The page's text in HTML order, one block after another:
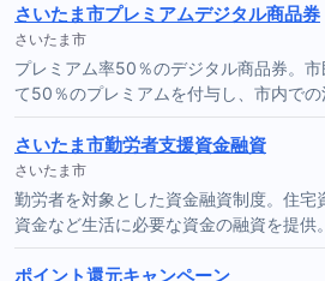
さいたま市プレミアムデジタル商品券
さいたま市
プレミアム率50％のデジタル商品券。
て50％のプレミアムを付与し、市内での
さいたま市勤労者支援資金融資
さいたま市
勤労者を対象とした資金融資制度。住宅
資金など生活に必要な資金の融資を提供。
ポイント還元キャンペーン